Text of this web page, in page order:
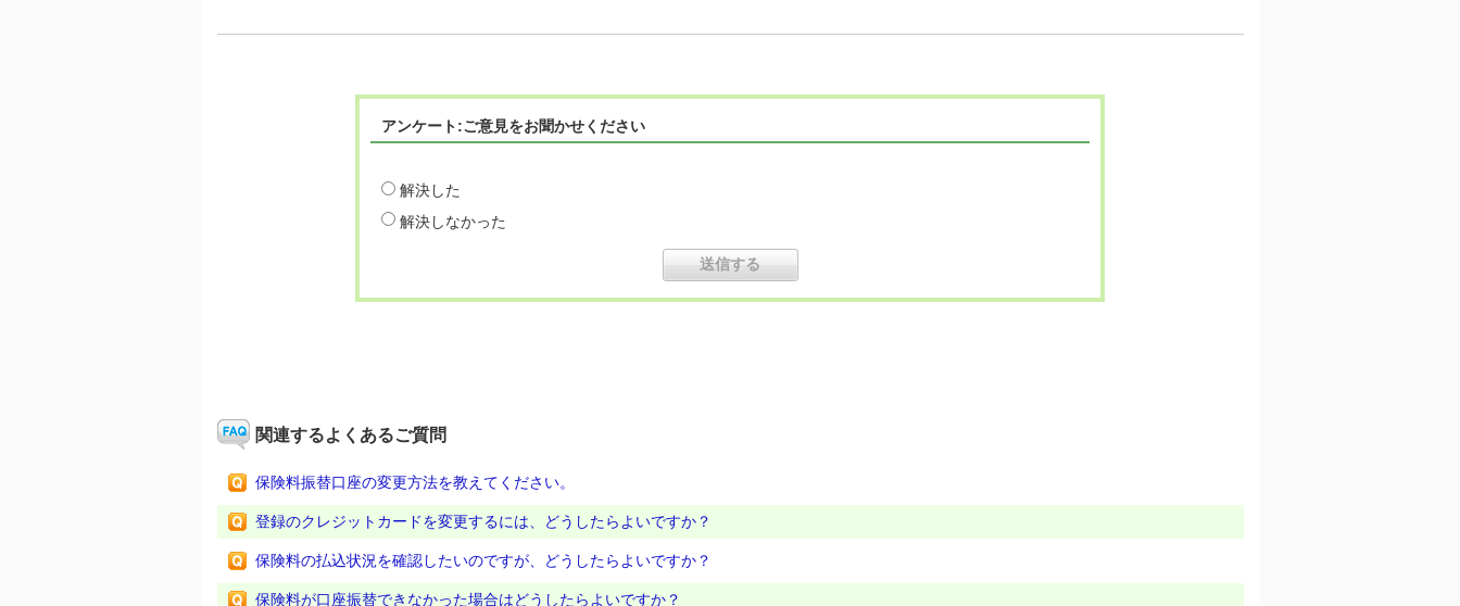
アンケート:ご意見をお聞かせください
解決した
解決しなかった
関連するよくあるご質問
保険料振替口座の変更方法を教えてください。
登録のクレジットカードを変更するには、どうしたらよいですか？
保険料の払込状況を確認したいのですが、どうしたらよいですか？
保険料が口座振替できなかった場合はどうしたらよいですか？